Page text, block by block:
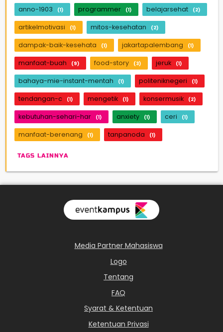
anno-1903 (1) programmer (1) belajarsehat (2)
artikelmotivasi (1) mitos-kesehatan (2)
dampak-baik-kesehata (1) jakartapalembang (1)
manfaat-buah (9) food-story (3) jeruk (1)
bahaya-mie-instant-mentah (1) politeniknegeri (1)
tendangan-c (1) mengetik (1) konsermusik (2)
kebutuhan-sehari-har (1) anxiety (1) ceri (1)
manfaat-berenang (1) tanpanoda (1)
TAGS LAINNYA
Media Partner Mahasiswa
Logo
Tentang
FAQ
Syarat & Ketentuan
Ketentuan Privasi